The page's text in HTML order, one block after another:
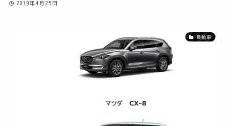
2019年4月25日
自動車